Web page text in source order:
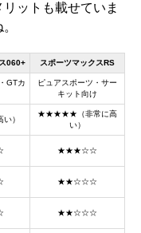
ットも載せていま
060+ スポーツマックスRS
GTカ
ピュアスポーツ・サー
キット向け
）
★★★★★（非常に高
い）
★★★☆☆
★★☆☆☆
★★☆☆☆